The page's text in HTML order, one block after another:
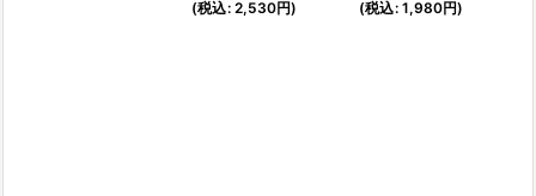
(税込: 2,530円)
(税込: 1,980円)